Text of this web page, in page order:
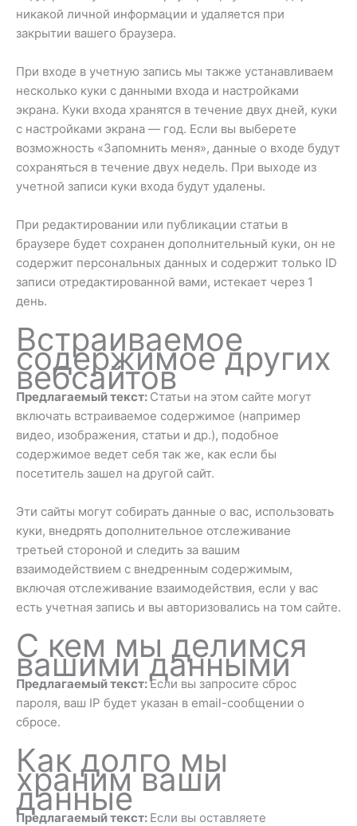
никакой личной информации и удаляется при
закрытии вашего браузера.
При входе в учетную запись мы также устанавливаем
несколько куки с данными входа и настройками
экрана. Куки входа хранятся в течение двух дней, куки
с настройками экрана — год. Если вы выберете
возможность «Запомнить меня», данные о входе будут
сохраняться в течение двух недель. При выходе из
учетной записи куки входа будут удалены.
При редактировании или публикации статьи в
браузере будет сохранен дополнительный куки, он не
содержит персональных данных и содержит только ID
записи отредактированной вами, истекает через 1
день.
Встраиваемое
содержимое других
вебсайтов
Предлагаемый текст: Статьи на этом сайте могут
включать встраиваемое содержимое (например
видео, изображения, статьи и др.), подобное
содержимое ведет себя так же, как если бы
посетитель зашел на другой сайт.
Эти сайты могут собирать данные о вас, использовать
куки, внедрять дополнительное отслеживание
третьей стороной и следить за вашим
взаимодействием с внедренным содержимым,
включая отслеживание взаимодействия, если у вас
есть учетная запись и вы авторизовались на том сайте.
С кем мы делимся
вашими данными
Предлагаемый текст:Если вы запросите сброс
пароля, ваш IP будет указан в email-сообщении о
сбросе.
Как долго мы
храним ваши
данные
Предлагаемый текст: Если вы оставляете